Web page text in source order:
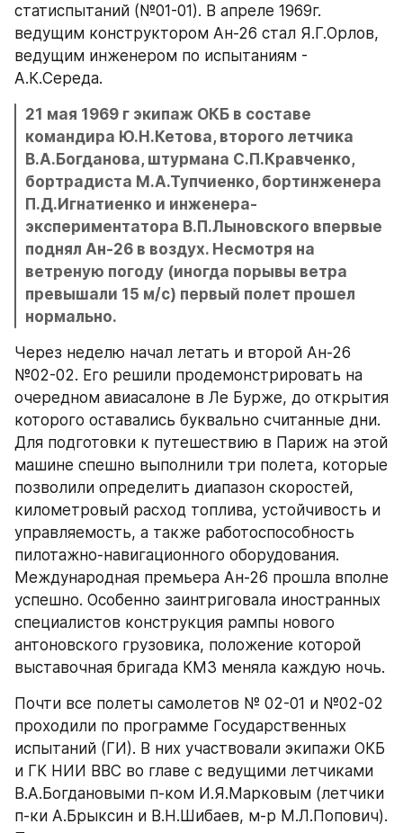
статиспытаний (№01-01). В апреле 1969г.
ведущим конструктором Ан-26 стал Я.Г.Орлов,
ведущим инженером по испытаниям -
А.К.Середа.
21 мая 1969 г экипаж ОКБ в составе
командира Ю.Н.Кетова, второго летчика
В.А.Богданова, штурмана С.П.Кравченко,
бортрадиста М.А.Тупчиенко, бортинженера
П.Д.Игнатиенко и инженера-
экспериментатора В.П.Лыновского впервые
поднял Ан-26 в воздух. Несмотря на
ветреную погоду (иногда порывы ветра
превышали 15 м/с) первый полет прошел
нормально.
Через неделю начал летать и второй Ан-26
№02-02. Его решили продемонстрировать на
очередном авиасалоне в Ле Бурже, до открытия
которого оставались буквально считанные дни.
Для подготовки к путешествию в Париж на этой
машине спешно выполнили три полета, которые
позволили определить диапазон скоростей,
километровый расход топлива, устойчивость и
управляемость, а также работоспособность
пилотажно-навигационного оборудования.
Международная премьера Ан-26 прошла вполне
успешно. Особенно заинтриговала иностранных
специалистов конструкция рампы нового
антоновского грузовика, положение которой
выставочная бригада КМЗ меняла каждую ночь.
Почти все полеты самолетов № 02-01 и №02-02
проходили по программе Государственных
испытаний (ГИ). В них участвовали экипажи ОКБ
и ГК НИИ ВВС во главе с ведущими летчиками
В.А.Богдановыми п-ком И.Я.Марковым (летчики
п-ки А.Брыксин и В.Н.Шибаев, м-р М.Л.Попович).